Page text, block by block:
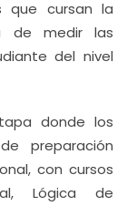
que cursan la
de medir las
del nivel
donde los
preparación
con cursos
Lógica de